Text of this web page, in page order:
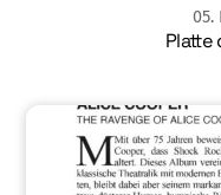
05.
Platte